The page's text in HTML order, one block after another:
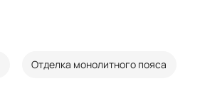
Отделка монолитного пояса